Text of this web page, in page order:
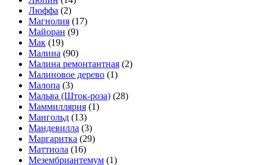
Люффа (2)
Магнолия (17)
Майоран (9)
Мак (19)
Малина (90)
Малина ремонтантная (2)
Малиновое дерево (1)
Малопа (3)
Мальва (Шток-роза) (28)
Маммиллярия (1)
Мангольд (13)
Мандевилла (3)
Маргаритка (29)
Маттиола (16)
Мезембриантемум (1)